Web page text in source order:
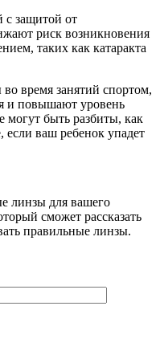
с защитой от
риск возникновения
таких как катаракта
время занятий спортом,
и повышают уровень
могут быть разбиты, как
если ваш ребенок упадет
линзы для вашего
сможет рассказать
правильные линзы.